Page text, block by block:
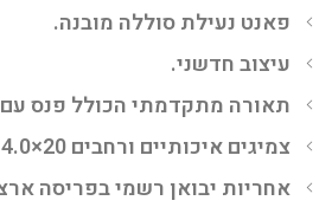
פאנט נעילת סוללה מובנה.
עיצוב חדשני.
תאורה מתקדמתי הכולל פנס עם
צמיגים איכותיים ורחבים 20×4.0 מבית Innova
אחריות יבואן רשמי בפריסה